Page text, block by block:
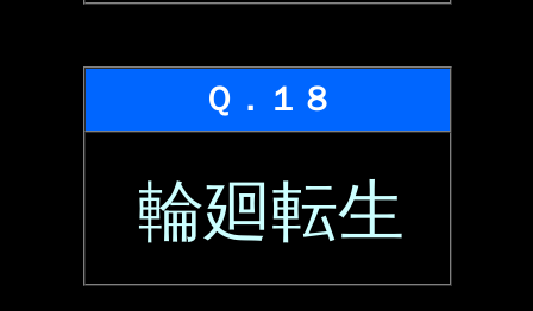
Ｑ．１８
輪廻転生